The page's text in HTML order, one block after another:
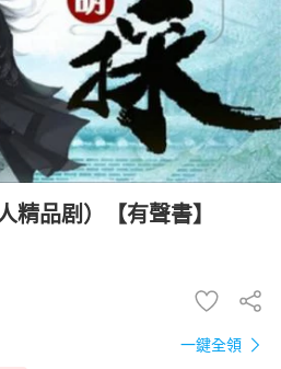
書
精品剧）【有聲書】
一鍵全領